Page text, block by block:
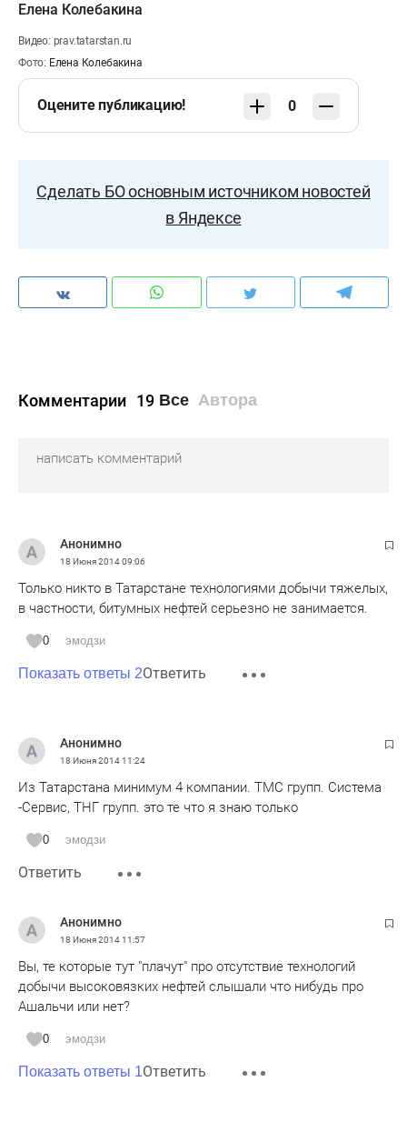
Елена Колебакина
Видео: prav.tatarstan.ru
Фото: Елена Колебакина
Оцените публикацию! 0
Сделать БО основным источником новостей
в Яндексе
Комментарии 19 Все Автора
Анонимно
18 Июня 201409:06
Только никто в Татарстане технологиями добычи тяжелых,
в частности, битумных нефтей серьезно не занимается.
0 эмодзи
Показать ответы 2Ответить
Анонимно
18 Июня 201411:24
Из Татарстана минимум 4 компании. ТМС групп. Система
-Сервис, ТНГ групп. это те что я знаю только
0 эмодзи
Ответить
Анонимно
18 Июня 201411:57
Вы, те которые тут "плачут" про отсутствие технологий
добычи высоковязких нефтей слышали что нибудь про
Ашальчи или нет?
0 эмодзи
Показать ответы 1Ответить